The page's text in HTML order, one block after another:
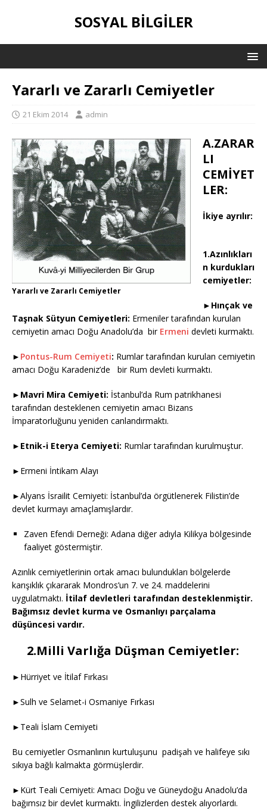
SOSYAL BILGILER
Yararlı ve Zararlı Cemiyetler
21 Ekim 2014 admin
Yararlı ve Zararlı Cemiyetler
A.ZARAR
LI
CEMİYET
LER:
İkiye ayrılır:
1.Azınlıkları
n kurdukları
cemiyetler:
► Hınçak ve
Taşnak Sütyun Cemiyetleri: Ermeniler tarafından kurulan
cemiyetin amacı Doğu Anadolu’da bir Ermeni devleti kurmaktı.
► Pontus-Rum Cemiyeti: Rumlar tarafından kurulan cemiyetin
amacı Doğu Karadeniz’de bir Rum devleti kurmaktı.
► Mavri Mira Cemiyeti: İstanbul’da Rum patrikhanesi
tarafından desteklenen cemiyetin amacı Bizans
İmparatorluğunu yeniden canlandırmaktı.
► Etnik-i Eterya Cemiyeti: Rumlar tarafından kurulmuştur.
►Ermeni İntikam Alayı
►Alyans İsrailit Cemiyeti: İstanbul’da örgütlenerek Filistin’de
devlet kurmayı amaçlamışlardır.
Zaven Efendi Derneği: Adana diğer adıyla Kilikya bölgesinde
faaliyet göstermiştir.
Azınlık cemiyetlerinin ortak amacı bulundukları bölgelerde
karışıklık çıkararak Mondros’un 7. ve 24. maddelerini
uygulatmaktı. İtilaf devletleri tarafından desteklenmiştir.
Bağımsız devlet kurma ve Osmanlıyı parçalama
düşüncesi vardır.
2.Milli Varlığa Düşman Cemiyetler:
►Hürriyet ve İtilaf Fırkası
►Sulh ve Selamet-i Osmaniye Fırkası
►Teali İslam Cemiyeti
Bu cemiyetler Osmanlının kurtuluşunu padişah ve halifeye sıkı
sıkıya bağlı kalmakta görmüşlerdir.
►Kürt Teali Cemiyeti: Amacı Doğu ve Güneydoğu Anadolu’da
bağımsız bir devlet kurmaktı. İngilizlerden destek alıyorlardı.